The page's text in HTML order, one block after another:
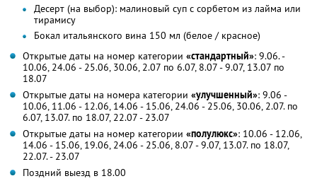
Десерт (на выбор): малиновый суп с сорбетом из лайма или
тирамису
Бокал итальянского вина 150 мл (белое / красное)
Открытые даты на номер категории «стандартный»: 9.06. -
10.06, 24.06 - 25.06, 30.06, 2.07 по 6.07, 8.07 - 9.07, 13.07 по
18.07
Открытые даты на номера категории «улучшенный»: 9.06 -
10.06, 11.06 - 12.06, 14.06 - 15.06, 24.06 - 25.06, 30.06, 2.07. по
6.07, 13.07. по 18.07, 22.07 - 23.07
Открытые даты на номер категории «полулюкс»: 10.06 - 12.06,
14.06 - 15.06, 19.06, 24.06 - 25.06, 8.07 - 9.07, 13.07. по 18.07,
22.07. - 23.07
Поздний выезд в 18.00